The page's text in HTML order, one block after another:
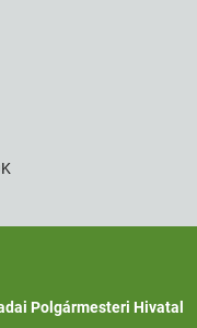
Polgármesteri Hivatal